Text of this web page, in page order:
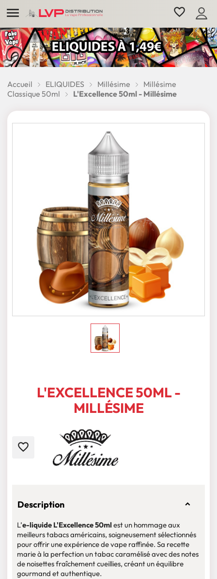
 favorite_border
Accueil ELIQUIDES Millésime
Millésime
Classique 50ml
L'Excellence 50ml - Millésime
L'EXCELLENCE 50ML -
MILLÉSIME
favorite_border
Description
L’e-liquide L'Excellence 50ml est un hommage aux
meilleurs tabacs américains, soigneusement sélectionnés
pour offrir une expérience de vape raffinée. Sa recette
marie à la perfection un tabac caramélisé avec des notes
de noisettes fraîchement cueillies, créant un équilibre
gourmand et authentique.